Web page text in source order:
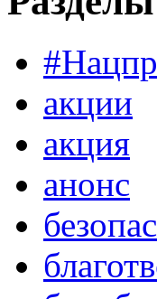
акции
акция
анонс